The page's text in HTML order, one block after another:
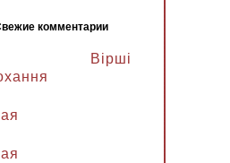
комментарии
Вірші